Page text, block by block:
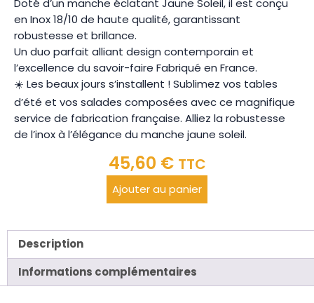
Doté d’un manche éclatant Jaune Soleil, il est conçu
en Inox 18/10 de haute qualité, garantissant
robustesse et brillance.
Un duo parfait alliant design contemporain et
l’excellence du savoir-faire Fabriqué en France.
☀️ Les beaux jours s’installent ! Sublimez vos tables
d’été et vos salades composées avec ce magnifique
service de fabrication française. Alliez la robustesse
de l’inox à l’élégance du manche jaune soleil.
45,60 € TTC
Ajouter au panier
Description
Informations complémentaires